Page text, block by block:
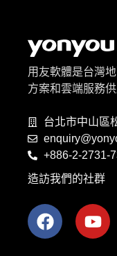
用友軟體是台灣
方案和雲端服務供
台北市中山區
+886-2-2731-
造訪我們的社群